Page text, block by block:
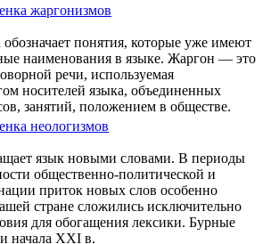
жаргонизмов
понятия, которые уже имеют
наименования в языке. Жаргон — это
речи, используемая
носителей языка, объ­единенных
занятий, положением в обществе.
неологизмов
язык новыми словами. В периоды
общественно-политической и
приток новых слов особенно
стране сложились исключи­тельно
для обогащения лексики. Бурные
начала XXI в.